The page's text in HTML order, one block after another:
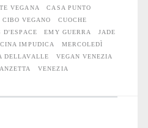
VEGANA
CASA PUNTO
CIBO VEGANO
CUOCHE
D'ESPACE EMY GUERRA
JADE
IMPUDICA
MERCOLEDÌ
DELLAVALLE
VEGAN VENEZIA
VENEZIA